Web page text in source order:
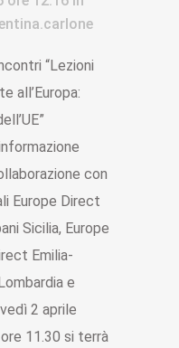
“Lezioni
all’Europa:
con
Europe Direct
Sicilia, Europe
Emilia-
e
2 aprile
11.30 si terrà